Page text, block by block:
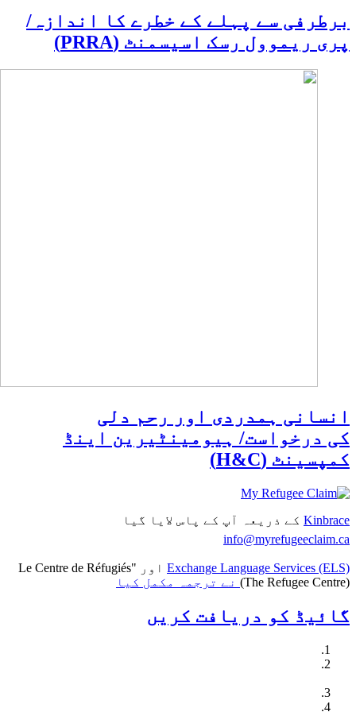
برطرفی سے پہلے کے خطرے کا اندازہ/
پری ریموول رسک اسیسمنٹ (PRRA)
انسانی ہمدردی اور رحم دلی
کی درخواست/ ہیومینٹیرین اینڈ
کمپسینٹ (H&C)
Kinbrace کے ذریعہ آپ کے پاس لایا گیا
info@myrefugeeclaim.ca
Exchange Language Services (ELS)
اور "Le Centre de Réfugiés
(The Refugee Centre) نے ترجمہ مکمل کیا
گائیڈ کو دریافت کریں